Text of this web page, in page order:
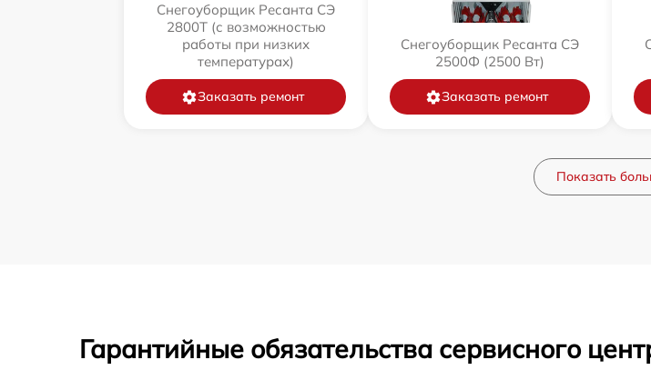
Снегоуборщик Ресанта СЭ
2800Т (с возможностью
работы при низких
температурах)
Заказать ремонт
Снегоуборщик Ресанта СЭ
2500Ф (2500 Вт)
Заказать ремонт
Показать
Гарантийные обязательства сервисного